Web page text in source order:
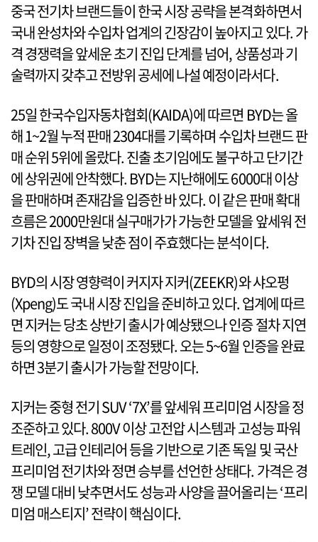
중국 전기차 브랜드들이 한국 시장 공략을 본격화하면서
국내 완성차와 수입차 업계의 긴장감이 높아지고 있다. 가
격 경쟁력을 앞세운 초기 진입 단계를 넘어, 상품성과 기
술력까지 갖추고 전방위 공세에 나설 예정이라서다.
25일 한국수입자동차협회(KAIDA)에 따르면 BYD는 올
해 1~2월 누적 판매 2304대를 기록하며 수입차 브랜드 판
매 순위 5위에 올랐다. 진출 초기임에도 불구하고 단기간
에 상위권에 안착했다. BYD는 지난해에도 6000대 이상
을 판매하며 존재감을 입증한 바 있다. 이 같은 판매 확대
흐름은 2000만원대 실구매가가 가능한 모델을 앞세워 전
기차 진입 장벽을 낮춘 점이 주효했다는 분석이다.
BYD의 시장 영향력이 커지자 지커(ZEEKR)와 샤오펑
(Xpeng)도 국내 시장 진입을 준비하고 있다. 업계에 따르
면 지커는 당초 상반기 출시가 예상됐으나 인증 절차 지연
등의 영향으로 일정이 조정됐다. 오는 5~6월 인증을 완료
하면 3분기 출시가 가능할 전망이다.
지커는 중형 전기 SUV ‘7X’를 앞세워 프리미엄 시장을 정
조준하고 있다. 800V 이상 고전압 시스템과 고성능 파워
트레인, 고급 인테리어 등을 기반으로 기존 독일 및 국산
프리미엄 전기차와 정면 승부를 선언한 상태다. 가격은 경
쟁 모델 대비 낮추면서도 성능과 사양을 끌어올리는 ‘프리
미엄 매스티지’ 전략이 핵심이다.